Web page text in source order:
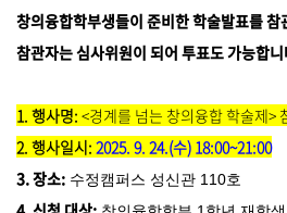
창의융합학부생들이 준비한 학술발표를
참관자는 심사위원이 되어 투표도 가능합
1. 행사명: <경계를 넘는 창의융합 학술제>
2. 행사일시: 2025. 9. 24.(수) 18:00~21:00
3. 장소: 수정캠퍼스 성신관 110호